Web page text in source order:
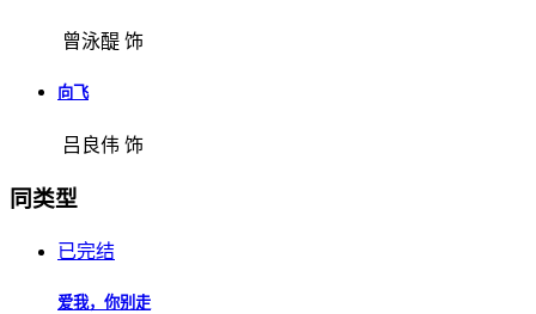
曾泳醍 饰
向飞
吕良伟 饰
同类型
已完结
爱我，你别走